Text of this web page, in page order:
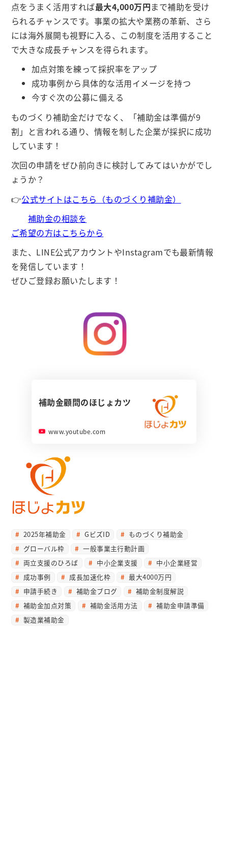
点をうまく活用すれば最大4,000万円まで補助を受け
られるチャンスです。事業の拡大や業務の革新、さら
には海外展開も視野に入る、この制度を活用すること
で大きな成長チャンスを得られます。
加点対策を練って採択率をアップ
成功事例から具体的な活用イメージを持つ
今すぐ次の公募に備える
ものづくり補助金だけでなく、「補助金は準備が9
割」と言われる通り、情報を制した企業が採択に成功
しています！
次回の申請をぜひ前向きに検討してみてはいかがでし
ょうか？
👉公式サイトはこちら（ものづくり補助金）
補助金の相談を
ご希望の方はこちらから
また、LINE公式アカウントやInstagramでも最新情報
を発信しています！
ぜひご登録お願いたします！
補助金顧問のほじょカツ
www.youtube.com
2025年補助金 GビズID
ものづくり補助金
グローバル枠
一般事業主行動計画
両立支援のひろば
中小企業支援
中小企業経営
成功事例
成長加速化枠
最大4000万円
申請手続き
補助金ブログ
補助金制度解説
補助金加点対策
補助金活用方法
補助金申請準備
製造業補助金